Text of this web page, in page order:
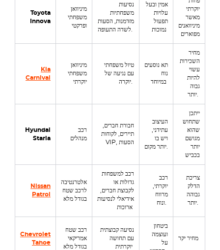
Toyota
Innova
מיניוואן
משפחתי
ופרקטי
נסיעות
משפחתיות
מזדמנות, הסעות
אמין ובעל
עלויות
תפעול
יוקרתי
מאשר
מיניוואנים
מפוארים
Kia
Carnival
מיניוואן
משפחתי
יוקרתי
טיול משפחתי
עם נגיעה של
תא נוסעים
נוח
מחיר
השכירות
עשוי
להיות
גבוה
Hyundai
Staria
רכב
מנהלים
חבורת חברים,
תיירים, לקוחות
VIP, הסעות
העיצוב
עתידני,
ויש בו
ייתכן
שתחוש
שהוא
מגושם
יותר
בכביש
Nissan
Patrol
אלטרנטיבה
לרכב שטח
בגודל מלא
רכב למשפחות
גדולות או
לקבוצת חברים,
אידיאלי לנסיעות
רכב
יוקרתי,
מרווח
צריכת
הדלק
גבוהה
Chevrolet
Tahoe
רכב שטח
אמריקאי
בגודל מלא
נסיעה קבוצתית
עם תחושה
ביטחון
ועוצמה
על